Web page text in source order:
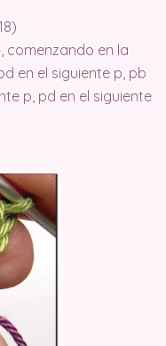
comenzando en la
en el siguiente p, pb
p, pd en el siguiente